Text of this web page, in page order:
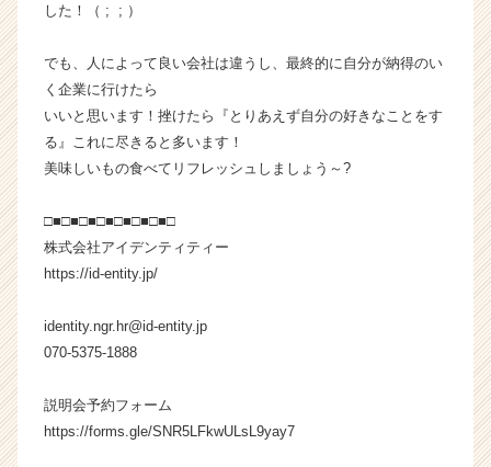
ャ
ア
（C
h
C
e
した！（ ; ; ）
でも、人によって良い会社は違うし、最終的に自分が納得のい
く企業に行けたら
いいと思います！挫けたら『とりあえず自分の好きなことをす
る』これに尽きると多います！
美味しいもの食べてリフレッシュしましょう～?
□■□■□■□■□■□■□■□
株式会社アイデンティティー
https://id-entity.jp/
identity.ngr.hr@id-entity.jp
070-5375-1888
説明会予約フォーム
https://forms.gle/SNR5LFkwULsL9yay7